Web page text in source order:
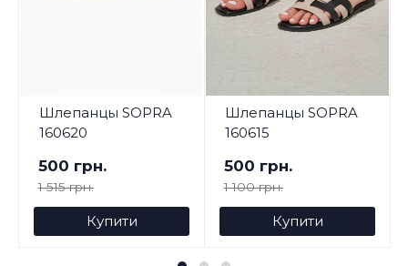
Шлепанцы SOPRA
160620
500 грн.
1 515 грн.
Купити
Шлепанцы SOPRA
160615
500 грн.
1 100 грн.
Купити